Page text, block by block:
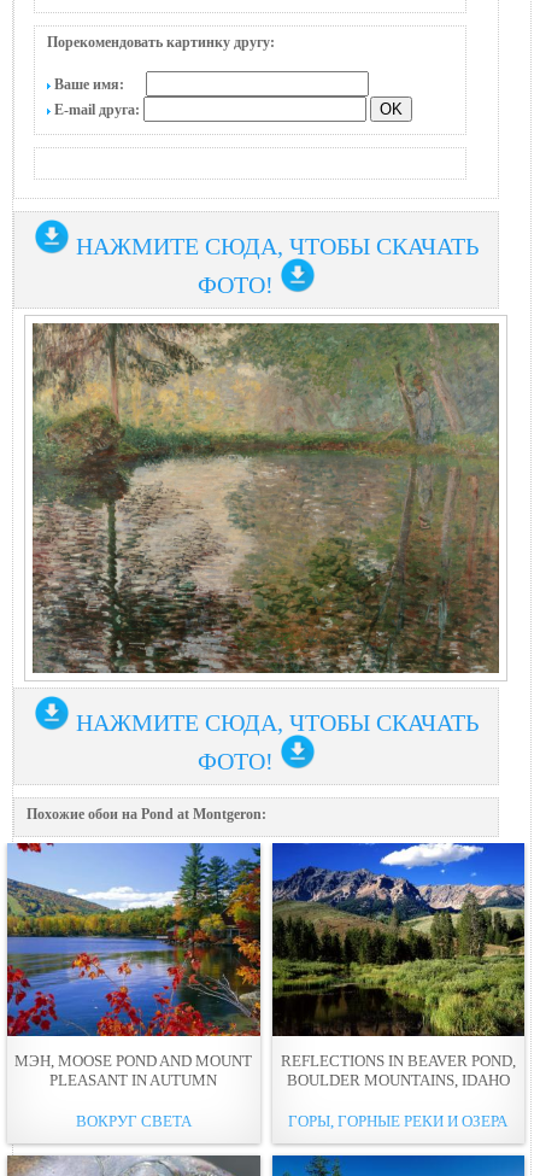
Порекомендовать картинку другу:
Ваше имя:
E-mail друга:
НАЖМИТЕ СЮДА, ЧТОБЫ СКАЧАТЬ
ФОТО!
НАЖМИТЕ СЮДА, ЧТОБЫ СКАЧАТЬ
ФОТО!
Похожие обои на Pond at Montgeron:
МЭН, MOOSE POND AND MOUNT
PLEASANT IN AUTUMN
ВОКРУГ СВЕТА
REFLECTIONS IN BEAVER POND,
BOULDER MOUNTAINS, IDAHO
ГОРЫ, ГОРНЫЕ РЕКИ И ОЗЕРА